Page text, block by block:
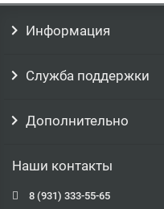
Информация
Служба поддержки
Дополнительно
Наши контакты
8 (931) 333-55-65